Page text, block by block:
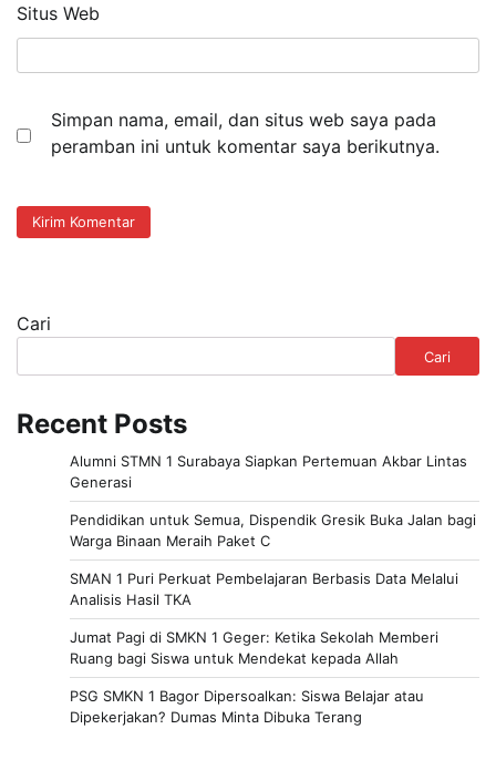
Situs Web
Simpan nama, email, dan situs web saya pada
peramban ini untuk komentar saya berikutnya.
Cari
Cari
Recent Posts
Alumni STMN 1 Surabaya Siapkan Pertemuan Akbar Lintas
Generasi
Pendidikan untuk Semua, Dispendik Gresik Buka Jalan bagi
Warga Binaan Meraih Paket C
SMAN 1 Puri Perkuat Pembelajaran Berbasis Data Melalui
Analisis Hasil TKA
Jumat Pagi di SMKN 1 Geger: Ketika Sekolah Memberi
Ruang bagi Siswa untuk Mendekat kepada Allah
PSG SMKN 1 Bagor Dipersoalkan: Siswa Belajar atau
Dipekerjakan? Dumas Minta Dibuka Terang